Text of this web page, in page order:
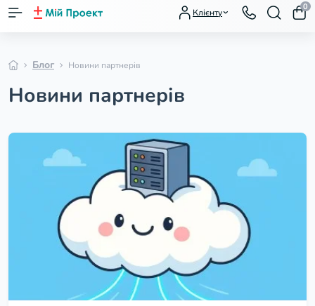
Клієнту
0
Блог Новини партнерів
Новини партнерів